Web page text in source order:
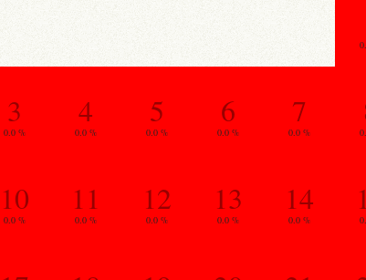
3
0.0 %
4
0.0 %
5
0.0 %
6
0.0 %
7
0.0 %
10
0.0 %
11
0.0 %
12
0.0 %
13
0.0 %
14
0.0 %